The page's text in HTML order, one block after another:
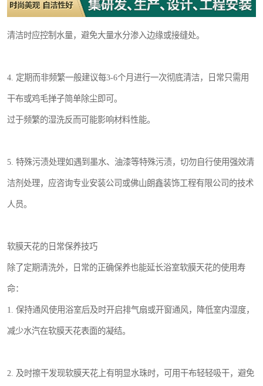
清洁时应控制水量，避免大量水分渗入边缘或接缝处。
4. 定期而非频繁一般建议每3-6个月进行一次彻底清洁，日常只需用
干布或鸡毛掸子简单除尘即可。
过于频繁的湿洗反而可能影响材料性能。
5. 特殊污渍处理如遇到墨水、油漆等特殊污渍，切勿自行使用强效清
洁剂处理，应咨询专业安装公司或佛山朗鑫装饰工程有限公司的技术
人员。
软膜天花的日常保养技巧
除了定期清洗外，日常的正确保养也能延长浴室软膜天花的使用寿
命：
1. 保持通风使用浴室后及时开启排气扇或开窗通风，降低室内湿度，
减少水汽在软膜天花表面的凝结。
2. 及时擦干发现软膜天花上有明显水珠时，可用干布轻轻吸干，避免